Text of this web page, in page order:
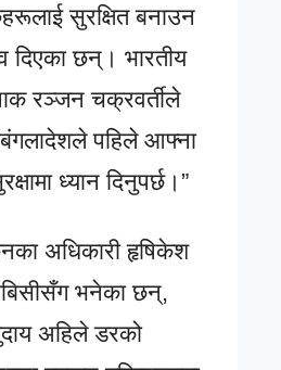
सुरक्षित बनाउन
दिएका छन्। भारतीय
रञ्जन चक्रवर्तीले
पहिले आफ्ना
ध्यान दिनुपर्छ।”
अधिकारी हृषिकेश
भनेका छन्,
अहिले डरको